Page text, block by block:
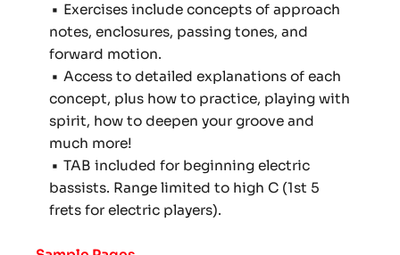
• Exercises include concepts of approach
notes, enclosures, passing tones, and
forward motion.
• Access to detailed explanations of each
concept, plus how to practice, playing with
spirit, how to deepen your groove and
much more!
• TAB included for beginning electric
bassists. Range limited to high C (1st 5
frets for electric players).